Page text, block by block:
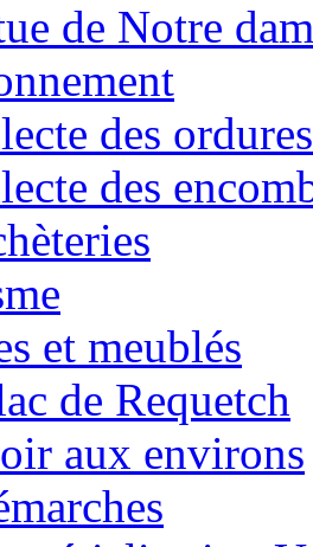
de Notre
des ordures
des
et meublés
de Requetch
aux environs